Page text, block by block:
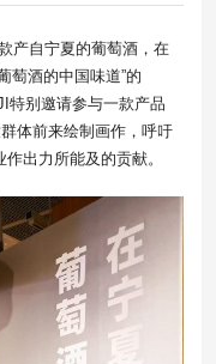
产自宁夏的葡萄酒，在
萄酒的中国味道”的
特别邀请参与一款产品
体前来绘制画作，呼吁
出力所能及的贡献。